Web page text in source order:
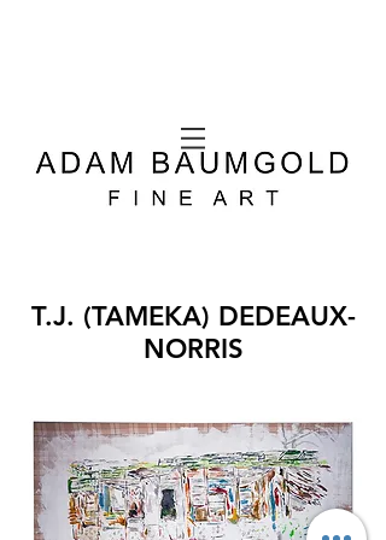
T.J. (TAMEKA) DEDEAUX-
NORRIS